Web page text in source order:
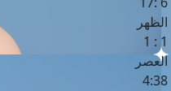
الظهر
1 : 1
العصر
4:38